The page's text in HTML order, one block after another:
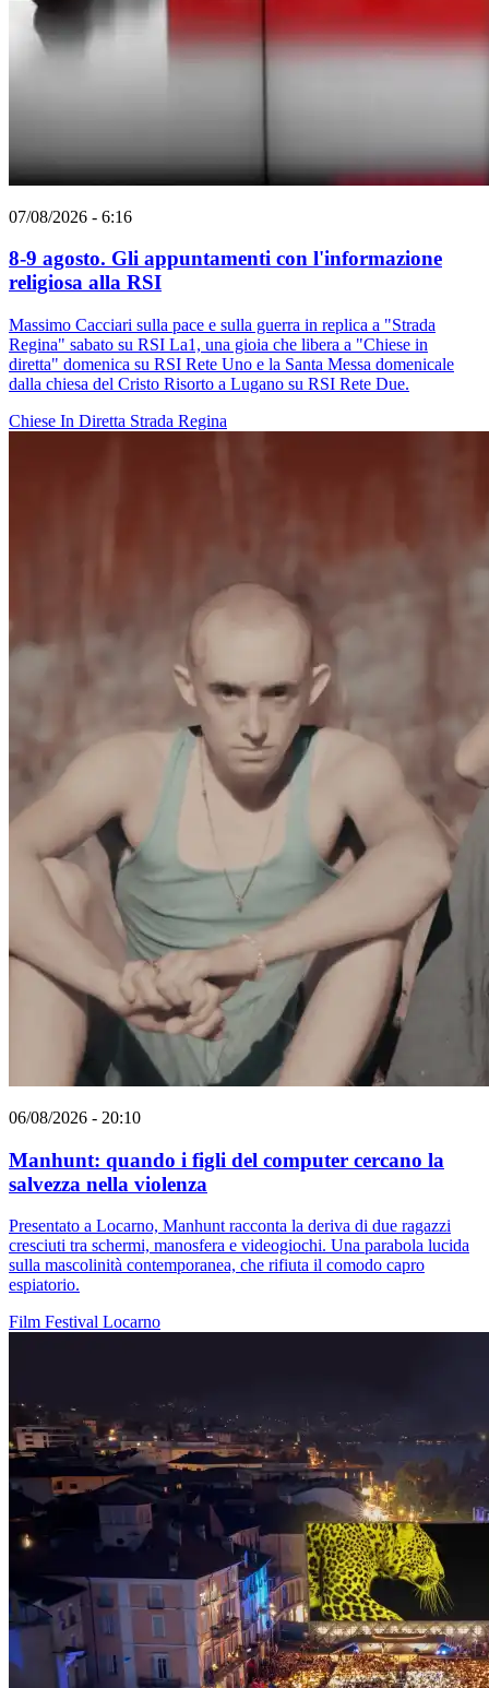
07/08/2026 - 6:16
8-9 agosto. Gli appuntamenti con l'informazione
religiosa alla RSI
Massimo Cacciari sulla pace e sulla guerra in replica a "Strada
Regina" sabato su RSI La1, una gioia che libera a "Chiese in
diretta" domenica su RSI Rete Uno e la Santa Messa domenicale
dalla chiesa del Cristo Risorto a Lugano su RSI Rete Due.
Chiese In Diretta Strada Regina
06/08/2026 - 20:10
Manhunt: quando i figli del computer cercano la
salvezza nella violenza
Presentato a Locarno, Manhunt racconta la deriva di due ragazzi
cresciuti tra schermi, manosfera e videogiochi. Una parabola lucida
sulla mascolinità contemporanea, che rifiuta il comodo capro
espiatorio.
Film Festival Locarno